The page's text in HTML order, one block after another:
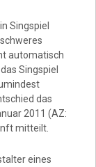
Singspiel
automatisch
Singspiel
das
2011 (AZ:
mitteilt.
eines